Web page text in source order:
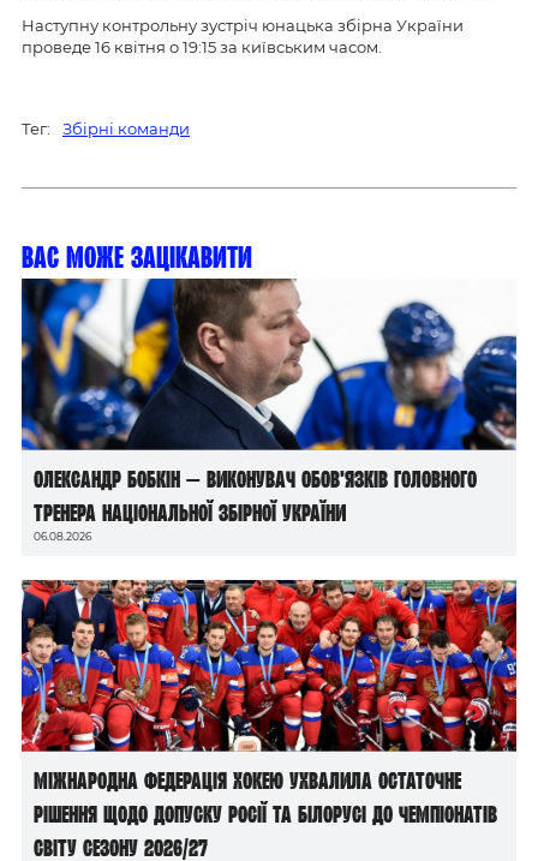
Наступну контрольну зустріч юнацька збірна України
проведе 16 квітня о 19:15 за київським часом.
Тег: Збірні команди
Вас може зацікавити
Олександр Бобкін — виконувач обов’язків головного
тренера національної збірної України
06.08.2026
Міжнародна федерація хокею ухвалила остаточне
рішення щодо допуску росії та білорусі до чемпіонатів
світу сезону 2026/27